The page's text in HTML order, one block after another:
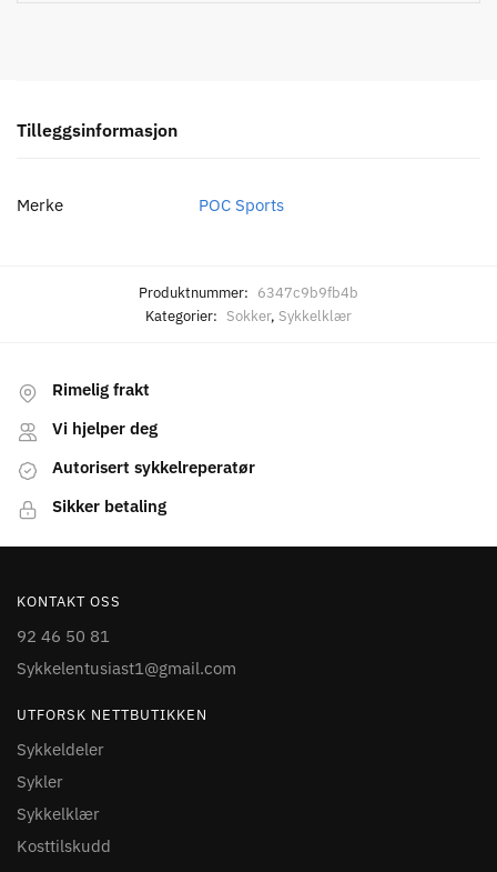
Tilleggsinformasjon
Merke POC Sports
Produktnummer: 6347c9b9fb4b
Kategorier: Sokker, Sykkelklær
Rimelig frakt
Vi hjelper deg
Autorisert sykkelreperatør
Sikker betaling
KONTAKT OSS
92 46 50 81
Sykkelentusiast1@gmail.com
UTFORSK NETTBUTIKKEN
Sykkeldeler
Sykler
Sykkelklær
Kosttilskudd